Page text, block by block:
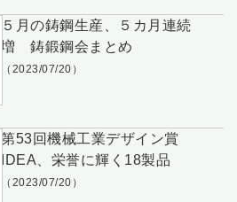
５月の鋳鋼生産、５カ月連続
増 鋳鍛鋼会まとめ
（2023/07/20）
第53回機械工業デザイン賞
IDEA、栄誉に輝く18製品
（2023/07/20）